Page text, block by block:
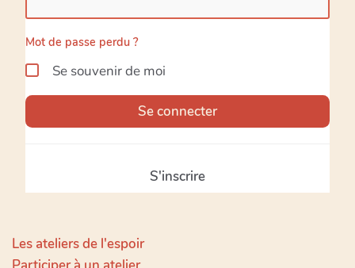
Mot de passe perdu ?
Se souvenir de moi
Se connecter
S'inscrire
Les ateliers de l'espoir